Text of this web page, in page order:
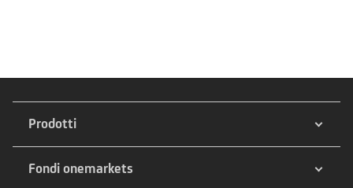
Prodotti
Fondi onemarkets